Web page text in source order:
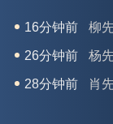
16分钟前 柳
26分钟前 杨
28分钟前 肖